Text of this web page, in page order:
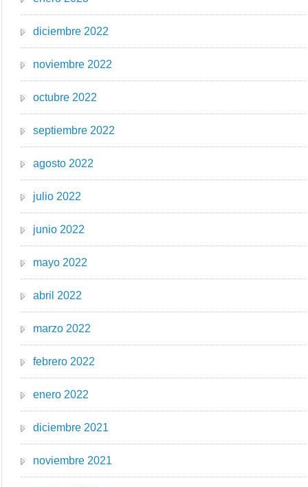
diciembre 2022
noviembre 2022
octubre 2022
septiembre 2022
agosto 2022
julio 2022
junio 2022
mayo 2022
abril 2022
marzo 2022
febrero 2022
enero 2022
diciembre 2021
noviembre 2021